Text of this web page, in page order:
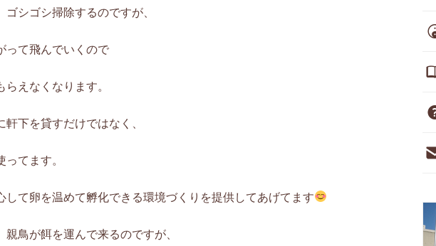
ゴシゴシ掃除するのですが、
って飛んでいくので
らえなくなります。
軒下を貸すだけではなく、
ってます。
して卵を温めて孵化できる環境づくりを提供してあげてます
親鳥が餌を運んで来るのですが、